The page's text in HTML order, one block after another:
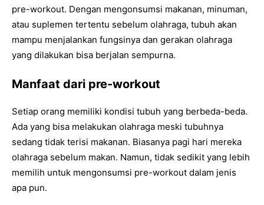
pre-workout. Dengan mengonsumsi makanan, minuman,
atau suplemen tertentu sebelum olahraga, tubuh akan
mampu menjalankan fungsinya dan gerakan olahraga
yang dilakukan bisa berjalan sempurna.
Manfaat dari pre-workout
Setiap orang memiliki kondisi tubuh yang berbeda-beda.
Ada yang bisa melakukan olahraga meski tubuhnya
sedang tidak terisi makanan. Biasanya pagi hari mereka
olahraga sebelum makan. Namun, tidak sedikit yang lebih
memilih untuk mengonsumsi pre-workout dalam jenis
apa pun.